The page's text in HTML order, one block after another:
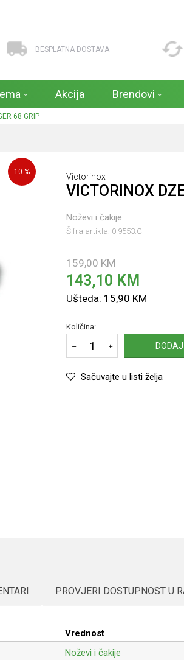
BESPLATNA DOSTAVA
Akcija Brendovi
68 GRIP
10 % Victorinox
VICTORINOX
Noževi i čakije
Šifra artikla: 0.9553.C
159,00 KM
143,10 KM
Ušteda: 15,90 KM
Količina:
Sačuvajte u listi želja
PROVJERI DOSTUPNOST U
Vrednost
Noževi i čakije